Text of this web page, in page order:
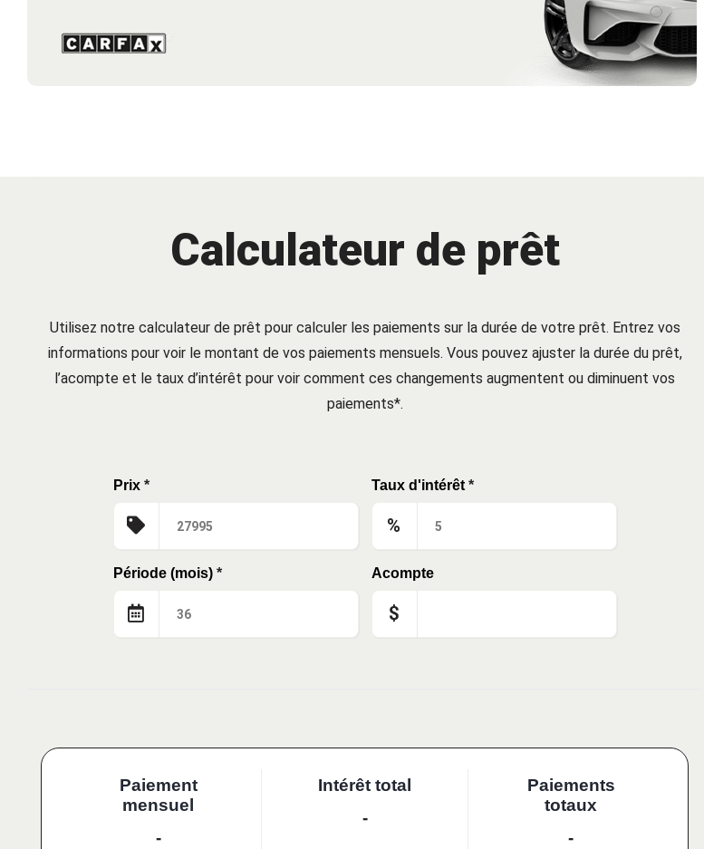
Calculateur de prêt
Utilisez notre calculateur de prêt pour calculer les paiements sur la durée de votre prêt. Entrez vos
informations pour voir le montant de vos paiements mensuels. Vous pouvez ajuster la durée du prêt,
l’acompte et le taux d’intérêt pour voir comment ces changements augmentent ou diminuent vos
paiements*.
Prix * Taux d'intérêt *
%
Période (mois) * Acompte
$
Paiement
mensuel
-
Intérêt total
-
Paiements
totaux
-